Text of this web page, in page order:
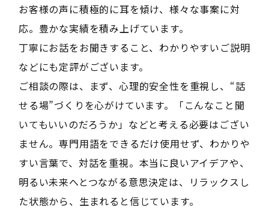
お客様の声に積極的に耳を傾け、様々な事案に対
応。豊かな実績を積み上げています。
丁寧にお話をお聞きすること、わかりやすいご説明
などにも定評がございます。
ご相談の際は、まず、心理的安全性を重視し、“話
せる場”づくりを心がけています。「こんなこと聞
いてもいいのだろうか」などと考える必要はござい
ません。専門用語をできるだけ使用せず、わかりや
すい言葉で、対話を重視。本当に良いアイデアや、
明るい未来へとつながる意思決定は、リラックスし
た状態から、生まれると信じています。